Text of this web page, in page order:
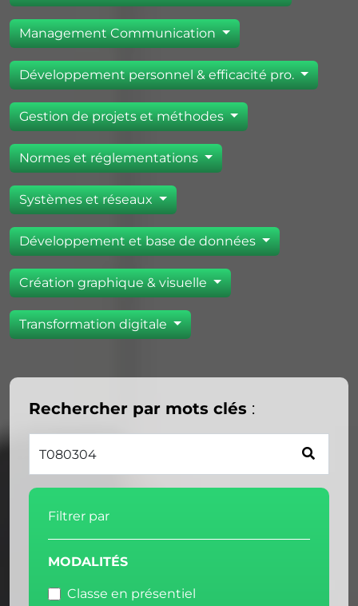
Management Communication
Développement personnel & efficacité pro.
Gestion de projets et méthodes
Normes et réglementations
Systèmes et réseaux
Développement et base de données
Création graphique & visuelle
Transformation digitale
Rechercher par mots clés :
Filtrer par
MODALITÉS
Classe en présentiel